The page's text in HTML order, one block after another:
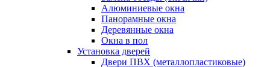
Алюминиевые окна
Панорамные окна
Деревянные окна
Окна в пол
Установка дверей
Двери ПВХ (металлопластиковые)